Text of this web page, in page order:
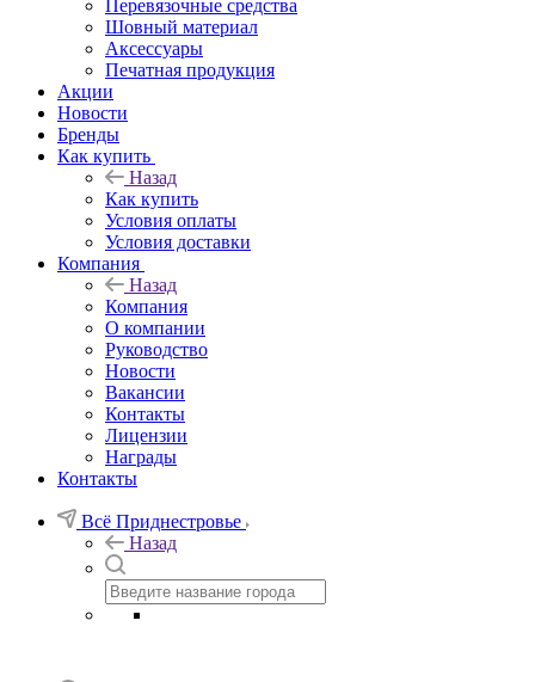
Перевязочные средства
Шовный материал
Аксессуары
Печатная продукция
Акции
Новости
Бренды
Как купить
Назад
Как купить
Условия оплаты
Условия доставки
Компания
Назад
Компания
О компании
Руководство
Новости
Вакансии
Контакты
Лицензии
Награды
Контакты
Всё Приднестровье
Назад